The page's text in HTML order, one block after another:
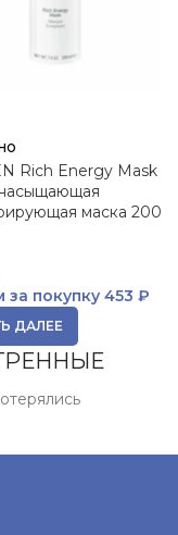
Rich Energy Mask
маска 200
за покупку 453 ₽
ДАЛЕЕ